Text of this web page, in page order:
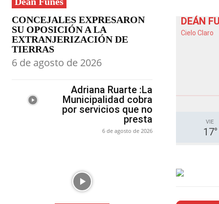
CONCEJALES EXPRESARON
SU OPOSICIÓN A LA
EXTRANJERIZACIÓN DE
TIERRAS
6 de agosto de 2026
Adriana Ruarte :La
Municipalidad cobra
por servicios que no
presta
6 de agosto de 2026
DEÁN
Cielo Claro
VIE
17°